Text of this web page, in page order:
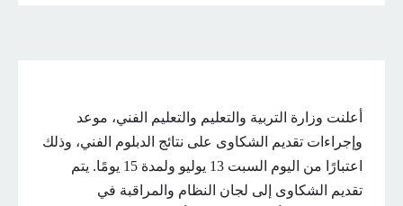
أعلنت وزارة التربية والتعليم والتعليم الفني، موعد
وإجراءات تقديم الشكاوى على نتائج الدبلوم الفني، وذلك
اعتبارًا من اليوم السبت 13 يوليو ولمدة 15 يومًا. يتم
تقديم الشكاوى إلى لجان النظام والمراقبة في